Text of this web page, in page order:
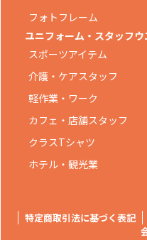
フォトフレーム
ユニフォーム・スタッフウ
スポーツアイテム
介護・ケアスタッフ
軽作業・ワーク
カフェ・店舗スタッフ
クラスTシャツ
ホテル・観光業
特定商取引法に基づく表記